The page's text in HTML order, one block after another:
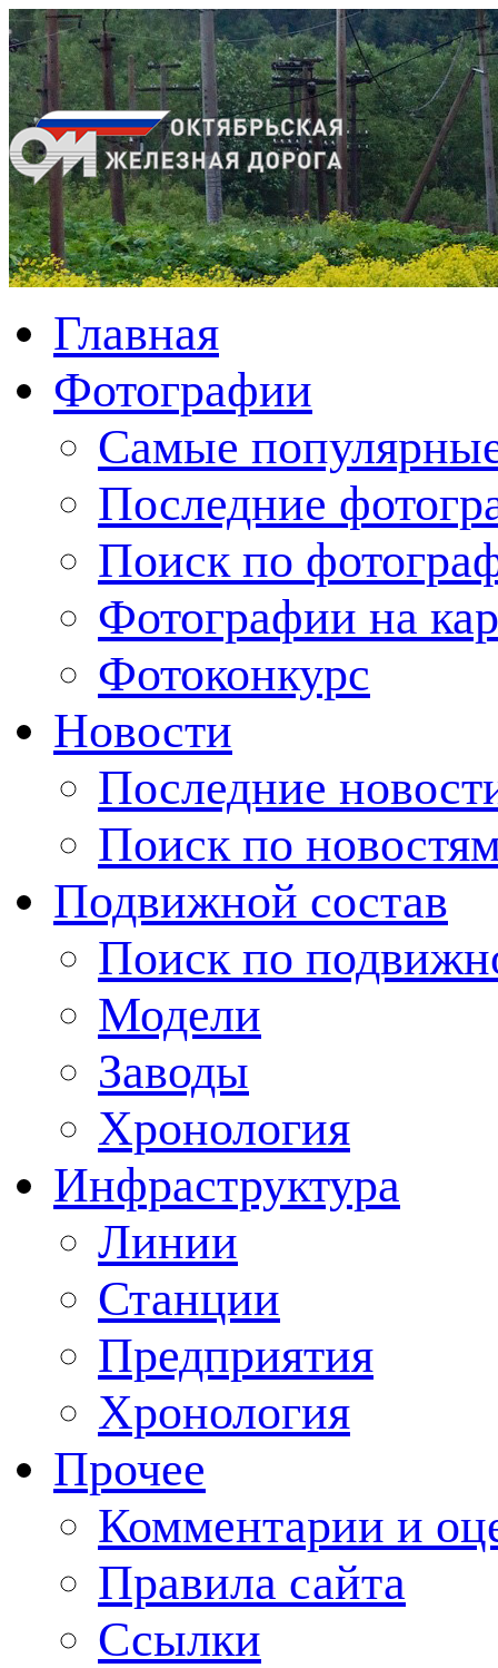
Главная
Фотографии
Cамые
Последние
Поиск по
Фотографии на
Фотоконкурс
Новости
Последние
Поиск по
Подвижной состав
Поиск по
Модели
Заводы
Хронология
Инфраструктура
Линии
Станции
Предприятия
Хронология
Прочее
Комментарии и
Правила сайта
Ссылки